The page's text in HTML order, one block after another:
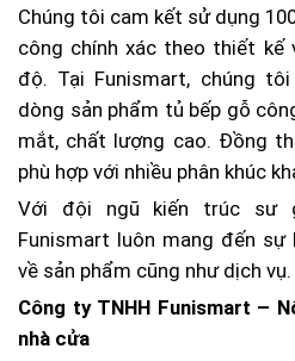
Chúng tôi cam kết sử dụng
công chính xác theo thiết kế
độ. Tại Funismart, chúng
dòng sản phẩm tủ bếp gỗ
mắt, chất lượng cao. Đồng
phù hợp với nhiều phân khúc
Với đội ngũ kiến trúc sư
Funismart luôn mang đến sự
về sản phẩm cũng như dịch vụ.
Công ty TNHH Funismart –
nhà cửa